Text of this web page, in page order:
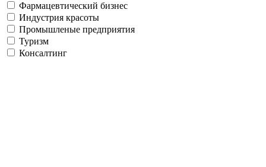
Фармацевтический бизнес
Индустрия красоты
Промышленые предприятия
Туризм
Консалтинг